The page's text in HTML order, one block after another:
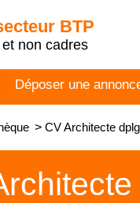
BTP
non cadres
Déposer une
> CV Architecte